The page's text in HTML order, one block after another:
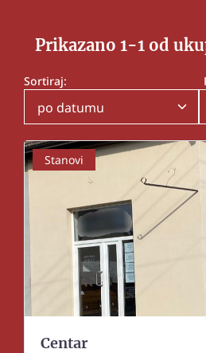
Prikazano 1-1 od
Sortiraj:
po datumu
Stanovi
Centar